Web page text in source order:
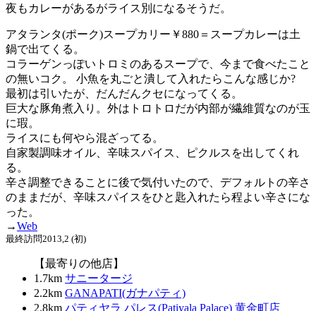
夜もカレーがあるがライス別になるそうだ。
アタランタ(ポーク)スープカリー￥880＝スープカレーは土
鍋で出てくる。
コラーゲンっぽいトロミのあるスープで、今まで食べたこと
の無いコク。 小魚を丸ごと潰して入れたらこんな感じか?
最初は引いたが、だんだんクセになってくる。
巨大な豚角煮入り。外はトロトロだが内部が繊維質なのが玉
に瑕。
ライスにも何やら混ざってる。
自家製調味オイル、辛味スパイス、ピクルスを出してくれ
る。
辛さ調整できることに後で気付いたので、デフォルトの辛さ
のままだが、辛味スパイスをひと匙入れたら程よい辛さにな
った。
→Web
最終訪問2013,2 (初)
【最寄りの他店】
1.7km サニータージ
2.2km GANAPATI(ガナパティ)
2.8km パティヤラ パレス(Patiyala Palace) 黄金町店